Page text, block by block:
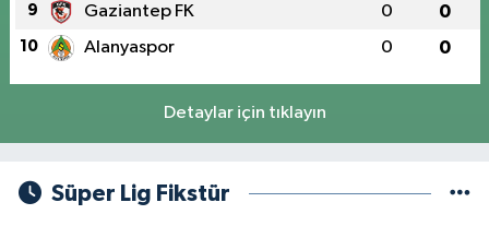
9 Gaziantep FK 0 0
10 Alanyaspor 0 0
Detaylar için tıklayın
Süper Lig Fikstür